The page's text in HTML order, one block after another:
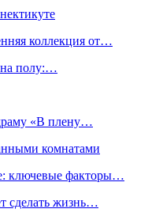
коллекция от…
на полу:…
«В плену…
комнатами
ключевые факторы…
сделать жизнь…